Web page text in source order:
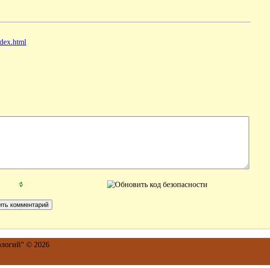
© 2026